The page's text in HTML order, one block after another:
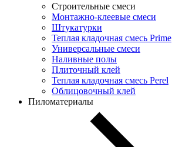
Строительные смеси
Монтажно-клеевые смеси
Штукатурки
Теплая кладочная смесь Prime
Универсальные смеси
Наливные полы
Плиточный клей
Теплая кладочная смесь Perel
Облицовочный клей
Пиломатериалы